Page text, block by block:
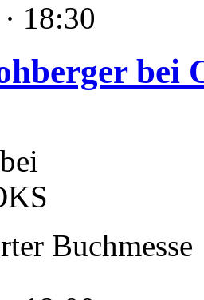
18:30
bei
Buchmesse